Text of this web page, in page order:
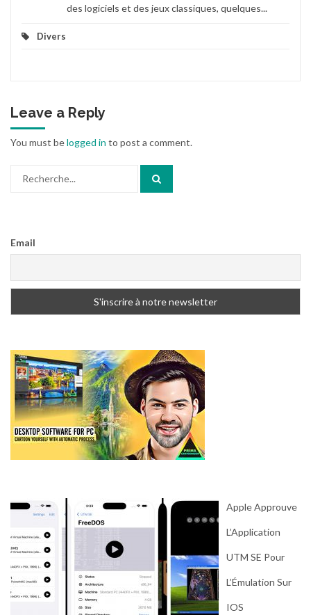
des logiciels et des jeux classiques, quelques...
Divers
Leave a Reply
You must belogged in to post a comment.
Email
Apple Approuve
L’Application
UTM SE Pour
L’Émulation Sur
IOS